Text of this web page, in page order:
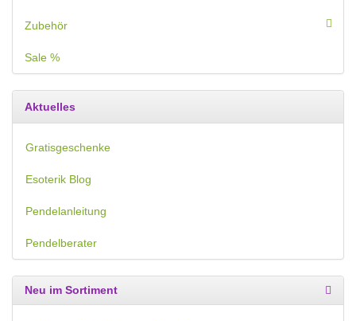
Zubehör
Sale %
Aktuelles
Gratisgeschenke
Esoterik Blog
Pendelanleitung
Pendelberater
Neu im Sortiment